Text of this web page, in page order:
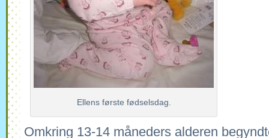
Ellens første fødselsdag.
Omkring 13-14 måneders alderen